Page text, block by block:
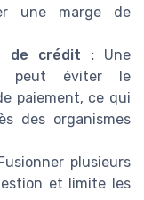
une marge de
de crédit :Une
peut éviter le
paiement, ce qui
des organismes
plusieurs
et limite les